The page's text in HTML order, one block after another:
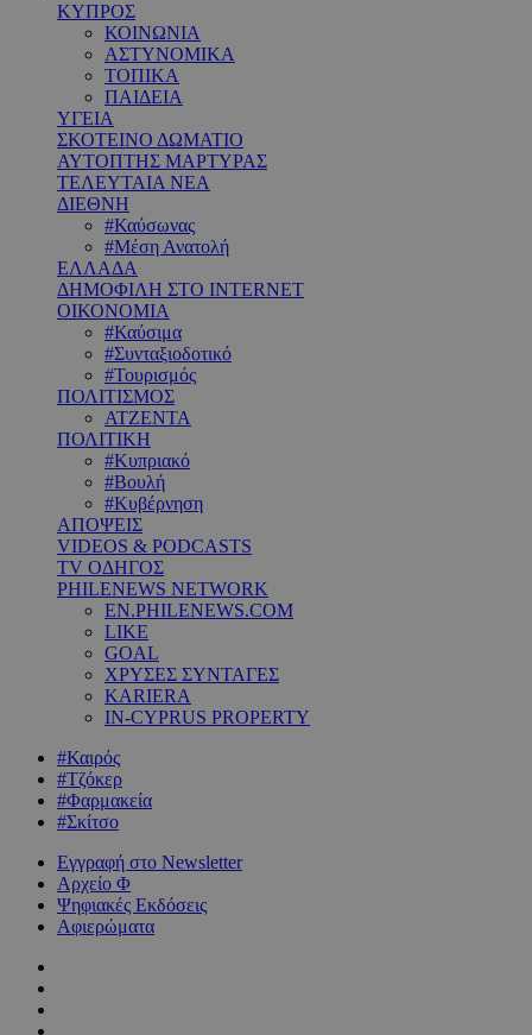
ΚΥΠΡΟΣ
ΚΟΙΝΩΝΙΑ
ΑΣΤΥΝΟΜΙΚΑ
ΤΟΠΙΚΑ
ΠΑΙΔΕΙΑ
ΥΓΕΙΑ
ΣΚΟΤΕΙΝΟ ΔΩΜΑΤΙΟ
ΑΥΤΟΠΤΗΣ ΜΑΡΤΥΡΑΣ
ΤΕΛΕΥΤΑΙΑ ΝΕΑ
ΔΙΕΘΝΗ
#Καύσωνας
#Μέση Ανατολή
ΕΛΛΑΔΑ
ΔΗΜΟΦΙΛΗ ΣΤΟ INTERNET
ΟΙΚΟΝΟΜΙΑ
#Καύσιμα
#Συνταξιοδοτικό
#Τουρισμός
ΠΟΛΙΤΙΣΜΟΣ
ΑΤΖΕΝΤΑ
ΠΟΛΙΤΙΚΗ
#Κυπριακό
#Βουλή
#Κυβέρνηση
ΑΠΟΨΕΙΣ
VIDEOS & PODCASTS
TV ΟΔΗΓΟΣ
PHILENEWS NETWORK
EN.PHILENEWS.COM
LIKE
GOAL
ΧΡΥΣΕΣ ΣΥΝΤΑΓΕΣ
KARIERA
IN-CYPRUS PROPERTY
#Καιρός
#Τζόκερ
#Φαρμακεία
#Σκίτσο
Εγγραφή στο Newsletter
Αρχείο Φ
Ψηφιακές Εκδόσεις
Αφιερώματα